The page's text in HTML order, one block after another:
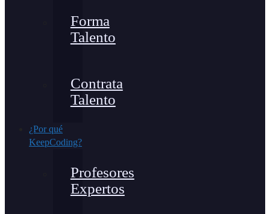
Forma
Talento
Contrata
Talento
¿Por qué
KeepCoding?
Profesores
Expertos